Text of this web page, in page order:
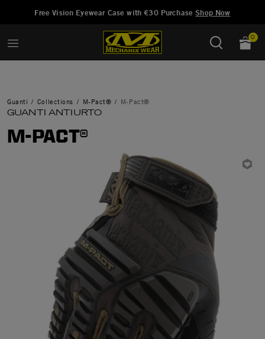
Free Vision Eyewear Case with €30 PurchaseShop Now
0
Guanti Collections M-Pact® M-Pact®
GUANTI ANTIURTO
M-PACT®
Aggiunto a Gestisci Lista dei Desideri